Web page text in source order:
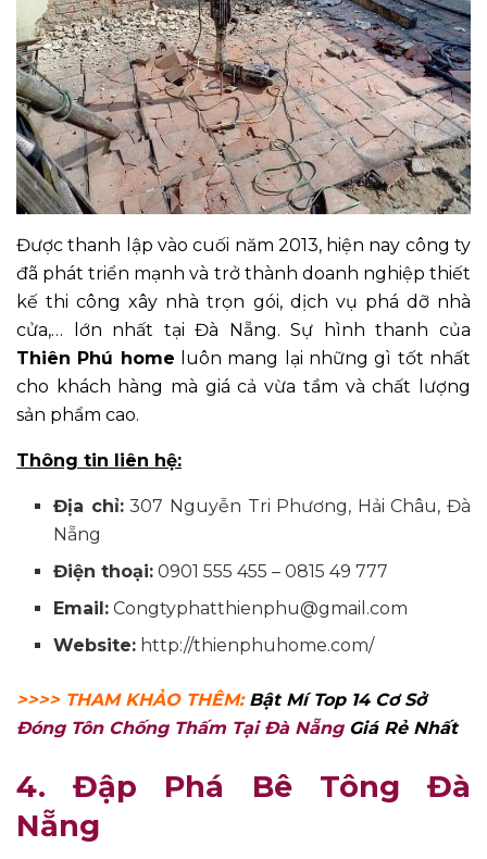
Được thanh lập vào cuối năm 2013, hiện nay công ty
đã phát triển mạnh và trở thành doanh nghiệp thiết
kế thi công xây nhà trọn gói, dịch vụ phá dỡ nhà
cửa,… lớn nhất tại Đà Nẵng. Sự hình thanh của
Thiên Phú home luôn mang lại những gì tốt nhất
cho khách hàng mà giá cả vừa tầm và chất lượng
sản phẩm cao.
Thông tin liên hệ:
Địa chỉ:307 Nguyễn Tri Phương, Hải Châu, Đà
Nẵng
Điện thoại: 0901 555 455 – 0815 49 777
Email: Congtyphatthienphu@gmail.com
Website: http://thienphuhome.com/
>>>> THAM KHẢO THÊM: Bật Mí Top 14 Cơ Sở
Đóng Tôn Chống Thấm Tại Đà Nẵng Giá Rẻ Nhất
4. Đập Phá Bê Tông Đà
Nẵng